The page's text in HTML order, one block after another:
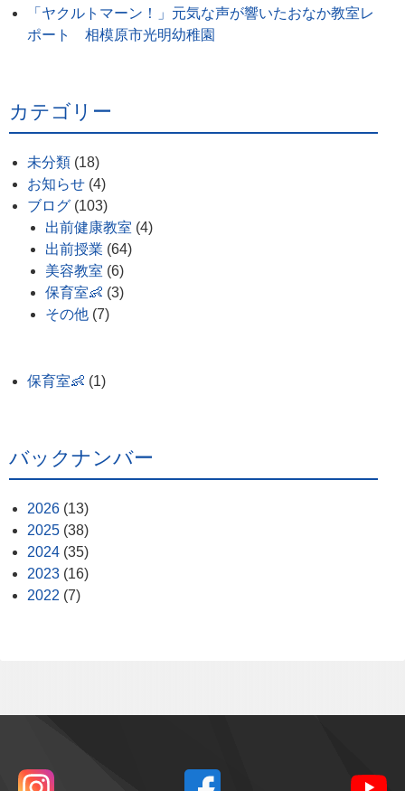
「ヤクルトマーン！」元気な声が響いたおなか教室レ
ポート 相模原市光明幼稚園
カテゴリー
未分類 (18)
お知らせ (4)
ブログ (103)
出前健康教室 (4)
出前授業 (64)
美容教室 (6)
保育室👶 (3)
その他 (7)
保育室👶 (1)
バックナンバー
2026 (13)
2025 (38)
2024 (35)
2023 (16)
2022 (7)